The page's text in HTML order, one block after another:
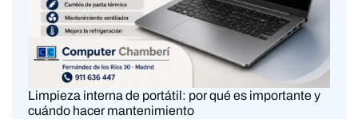
Limpieza interna de portátil: por qué es importante y
cuándo hacer mantenimiento